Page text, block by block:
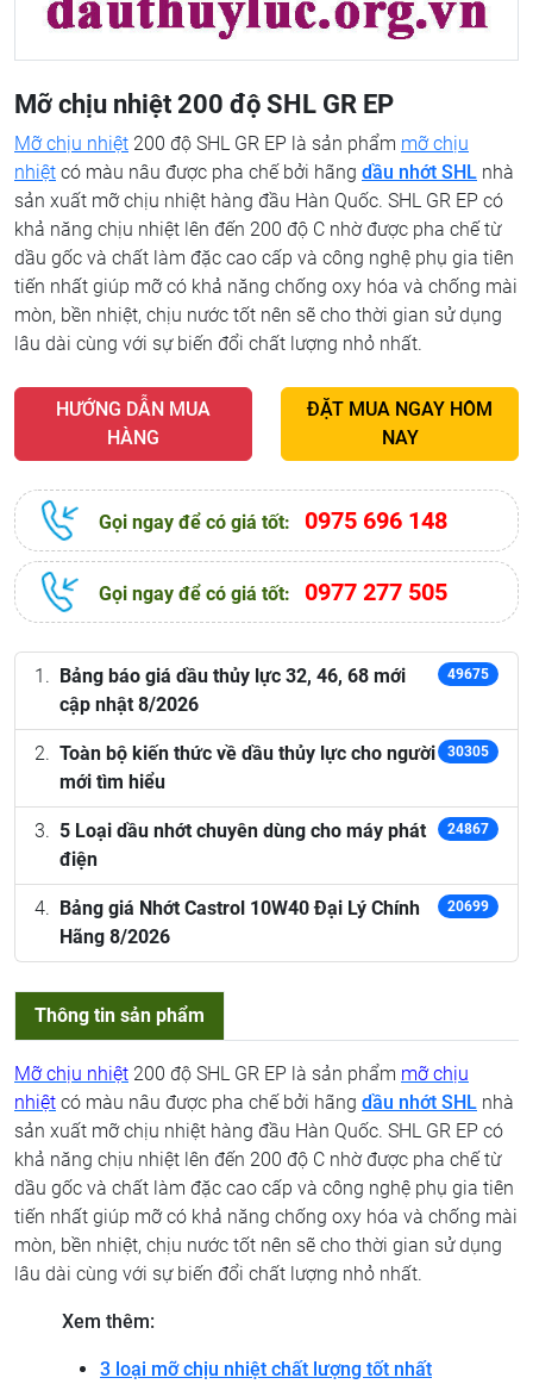
Mỡ chịu nhiệt 200 độ SHL GR EP
Mỡ chịu nhiệt 200 độ SHL GR EP là sản phẩm mỡ chịu
nhiệt có màu nâu được pha chế bởi hãng dầu nhớt SHL nhà
sản xuất mỡ chịu nhiệt hàng đầu Hàn Quốc. SHL GR EP có
khả năng chịu nhiệt lên đến 200 độ C nhờ được pha chế từ
dầu gốc và chất làm đặc cao cấp và công nghệ phụ gia tiên
tiến nhất giúp mỡ có khả năng chống oxy hóa và chống mài
mòn, bền nhiệt, chịu nước tốt nên sẽ cho thời gian sử dụng
lâu dài cùng với sự biến đổi chất lượng nhỏ nhất.
HƯỚNG DẪN MUA
HÀNG
ĐẶT MUA NGAY HÔM
NAY
Gọi ngay để có giá tốt: 0975 696 148
Gọi ngay để có giá tốt: 0977 277 505
Bảng báo giá dầu thủy lực 32, 46, 68 mới
cập nhật 8/2026
49675
Toàn bộ kiến thức về dầu thủy lực cho người
mới tìm hiểu
30305
5 Loại dầu nhớt chuyên dùng cho máy phát
điện
24867
Bảng giá Nhớt Castrol 10W40 Đại Lý Chính
Hãng 8/2026
20699
Thông tin sản phẩm
Mỡ chịu nhiệt 200 độ SHL GR EP là sản phẩm mỡ chịu
nhiệt có màu nâu được pha chế bởi hãng dầu nhớt SHL nhà
sản xuất mỡ chịu nhiệt hàng đầu Hàn Quốc. SHL GR EP có
khả năng chịu nhiệt lên đến 200 độ C nhờ được pha chế từ
dầu gốc và chất làm đặc cao cấp và công nghệ phụ gia tiên
tiến nhất giúp mỡ có khả năng chống oxy hóa và chống mài
mòn, bền nhiệt, chịu nước tốt nên sẽ cho thời gian sử dụng
lâu dài cùng với sự biến đổi chất lượng nhỏ nhất.
Xem thêm:
3 loại mỡ chịu nhiệt chất lượng tốt nhất